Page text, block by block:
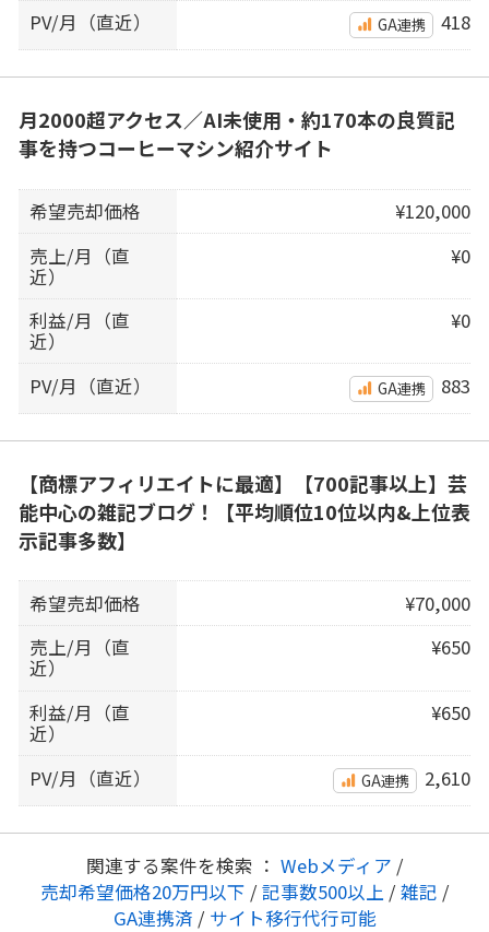
PV/月（直近） GA連携 418
月2000超アクセス／AI未使用・約170本の良質記
事を持つコーヒーマシン紹介サイト
希望売却価格
¥120,000
売上/月（直
近）
¥0
利益/月（直
近）
¥0
PV/月（直近） GA連携 883
【商標アフィリエイトに最適】【700記事以上】芸
能中心の雑記ブログ！【平均順位10位以内&上位表
示記事多数】
希望売却価格
¥70,000
売上/月（直
近）
¥650
利益/月（直
近）
¥650
PV/月（直近） GA連携 2,610
関連する案件を検索 ： Webメディア /
売却希望価格20万円以下 / 記事数500以上 / 雑記 /
GA連携済 / サイト移行代行可能